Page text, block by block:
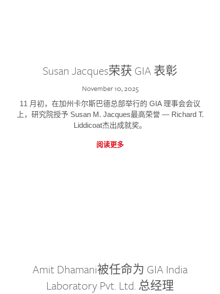
Susan Jacques荣获 GIA 表彰
November 10, 2025
11 月初，在加州卡尔斯巴德总部举行的 GIA 理事会会议
上，研究院授予 Susan M. Jacques最高荣誉 — Richard T.
Liddicoat杰出成就奖。
阅读更多
Amit Dhamani被任命为 GIA India
Laboratory Pvt. Ltd. 总经理